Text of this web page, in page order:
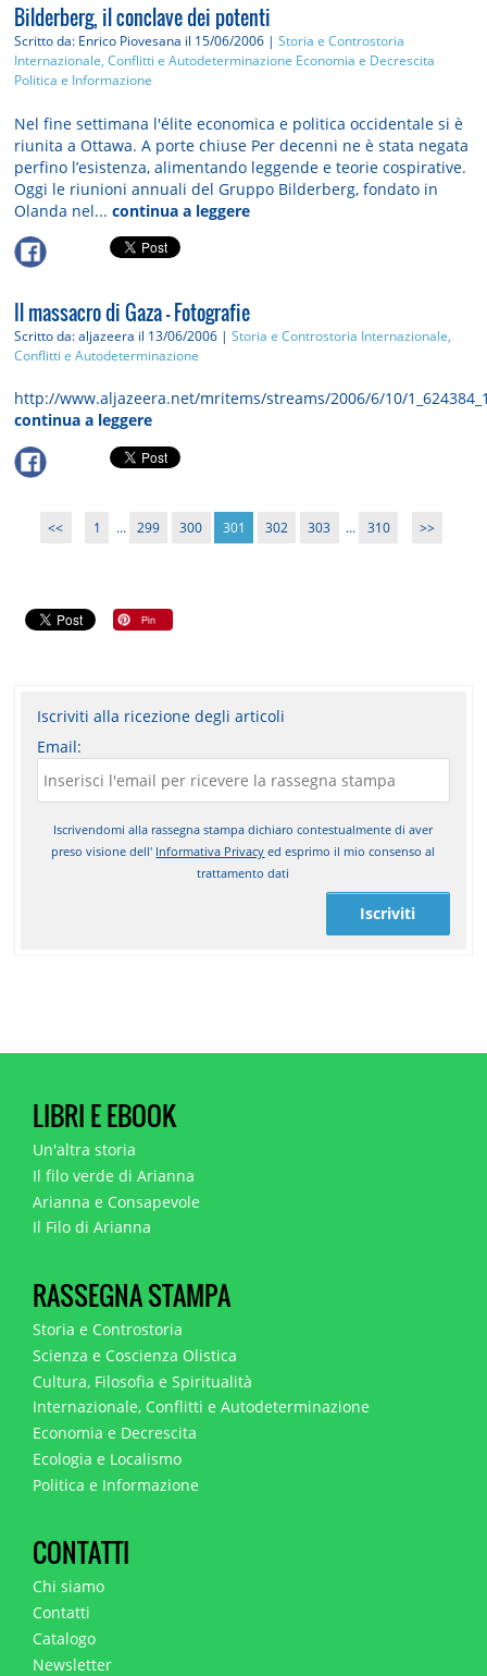
Bilderberg, il conclave dei potenti
Scritto da: Enrico Piovesana il 15/06/2006 |Storia e Controstoria
Internazionale, Conflitti e Autodeterminazione Economia e Decrescita
Politica e Informazione
Nel fine settimana l'élite economica e politica occidentale si è
riunita a Ottawa. A porte chiuse Per decenni ne è stata negata
perfino l’esistenza, alimentando leggende e teorie cospirative.
Oggi le riunioni annuali del Gruppo Bilderberg, fondato in
Olanda nel...continua a leggere
Il massacro di Gaza - Fotografie
Scritto da: aljazeera il 13/06/2006 |Storia e Controstoria Internazionale,
Conflitti e Autodeterminazione
http://www.aljazeera.net/mritems/streams/2006/6/10/
continua a leggere
<< 1 ... 299 300 301 302 303 ... 310 >>
Iscriviti alla ricezione degli articoli
Email:
Iscrivendomi alla rassegna stampa dichiaro contestualmente di aver
preso visione dell' Informativa Privacy ed esprimo il mio consenso al
trattamento dati
Iscriviti
LIBRI E EBOOK
Un'altra storia
Il filo verde di Arianna
Arianna e Consapevole
Il Filo di Arianna
RASSEGNA STAMPA
Storia e Controstoria
Scienza e Coscienza Olistica
Cultura, Filosofia e Spiritualità
Internazionale, Conflitti e Autodeterminazione
Economia e Decrescita
Ecologia e Localismo
Politica e Informazione
CONTATTI
Chi siamo
Contatti
Catalogo
Newsletter